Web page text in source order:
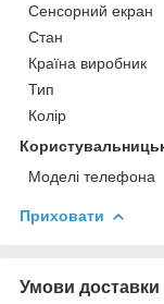
Сенсорний екран
Стан
Країна виробник
Тип
Колір
Моделі телефона
Приховати
Умови доставки